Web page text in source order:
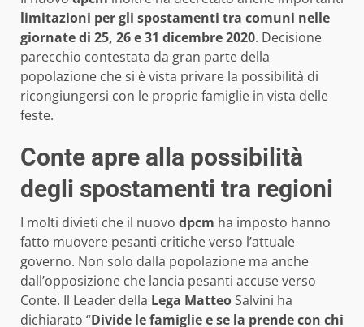
limitazioni per gli spostamenti tra comuni nelle
giornate di 25, 26 e 31 dicembre 2020. Decisione
parecchio contestata da gran parte della
popolazione che si è vista privare la possibilità di
ricongiungersi con le proprie famiglie in vista delle
feste.
Conte apre alla possibilità
degli spostamenti tra regioni
I molti divieti che il nuovo dpcm ha imposto hanno
fatto muovere pesanti critiche verso l’attuale
governo. Non solo dalla popolazione ma anche
dall’opposizione che lancia pesanti accuse verso
Conte. Il Leader della Lega MatteoSalvini ha
dichiarato “Divide le famiglie e se la prende con chi